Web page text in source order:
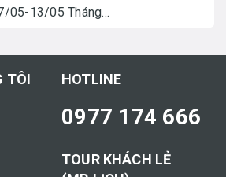
05-13/05 Tháng...
TÔI HOTLINE
0977 174 666
TOUR KHÁCH LẺ